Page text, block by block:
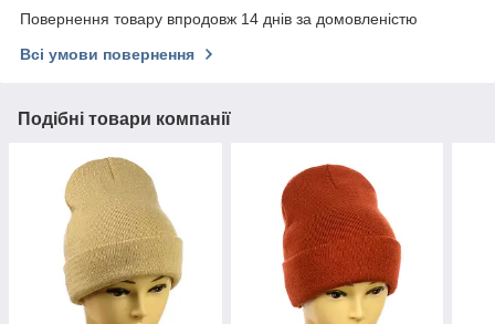
Повернення товару впродовж 14 днів за домовленістю
Всі умови повернення
Подібні товари компанії